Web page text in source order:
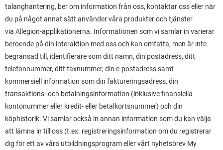
talanghantering, ber om information från oss, kontaktar oss eller när
du på något annat sätt använder våra produkter och tjänster
via Allegion-applikationerna. Informationen som vi samlar in varierar
beroende på din interaktion med oss och kan omfatta, men är inte
begränsad till, identifierare som ditt namn, din postadress, ditt
telefonnummer, ditt faxnummer, din e-postadress samt
kommersiell information som din faktureringsadress, din
transaktions- och betalningsinformation (inklusive finansiella
kontonummer eller kredit- eller betalkortsnummer) och din
köphistorik. Vi samlar också in annan information som du kan välja
att lämna in till oss (t.ex. registreringsinformation om du registrerar
dig för ett av våra utbildningsprogram eller vårt nyhetsbrev My